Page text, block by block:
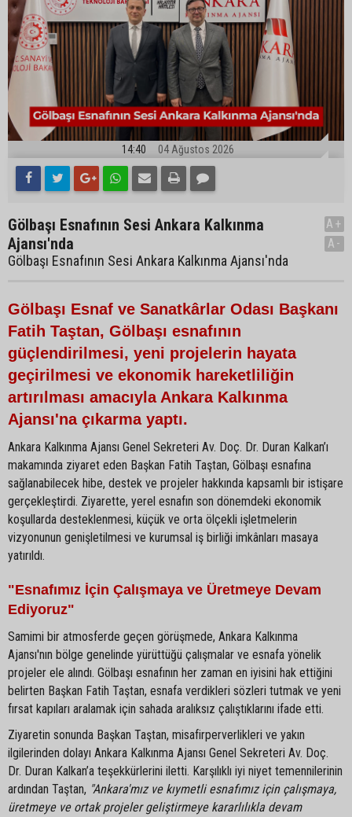
14:40 04 Ağustos 2026
Gölbaşı Esnafının Sesi Ankara Kalkınma
Ajansı'nda
Gölbaşı Esnafının Sesi Ankara Kalkınma Ajansı'nda
A+
A-
Gölbaşı Esnaf ve Sanatkârlar Odası Başkanı
Fatih Taştan, Gölbaşı esnafının
güçlendirilmesi, yeni projelerin hayata
geçirilmesi ve ekonomik hareketliliğin
artırılması amacıyla Ankara Kalkınma
Ajansı'na çıkarma yaptı.
Ankara Kalkınma Ajansı Genel Sekreteri Av. Doç. Dr. Duran Kalkan’ı
makamında ziyaret eden Başkan Fatih Taştan, Gölbaşı esnafına
sağlanabilecek hibe, destek ve projeler hakkında kapsamlı bir istişare
gerçekleştirdi. Ziyarette, yerel esnafın son dönemdeki ekonomik
koşullarda desteklenmesi, küçük ve orta ölçekli işletmelerin
vizyonunun genişletilmesi ve kurumsal iş birliği imkânları masaya
yatırıldı.
"Esnafımız İçin Çalışmaya ve Üretmeye Devam
Ediyoruz"
Samimi bir atmosferde geçen görüşmede, Ankara Kalkınma
Ajansı'nın bölge genelinde yürüttüğü çalışmalar ve esnafa yönelik
projeler ele alındı. Gölbaşı esnafının her zaman en iyisini hak ettiğini
belirten Başkan Fatih Taştan, esnafa verdikleri sözleri tutmak ve yeni
fırsat kapıları aralamak için sahada aralıksız çalıştıklarını ifade etti.
Ziyaretin sonunda Başkan Taştan, misafirperverlikleri ve yakın
ilgilerinden dolayı Ankara Kalkınma Ajansı Genel Sekreteri Av. Doç.
Dr. Duran Kalkan’a teşekkürlerini iletti. Karşılıklı iyi niyet temennilerinin
ardından Taştan, "Ankara'mız ve kıymetli esnafımız için çalışmaya,
üretmeye ve ortak projeler geliştirmeye kararlılıkla devam